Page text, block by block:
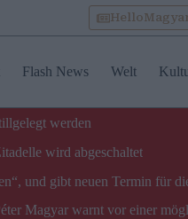
Flash News Welt
werden
wird abgeschaltet
und gibt neuen Termin für
Magyar warnt vor einer